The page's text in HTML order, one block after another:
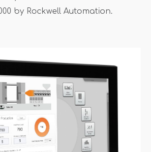
by Rockwell Automation.